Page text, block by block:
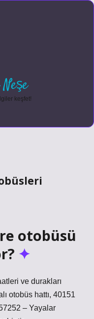
keşfet!
otobüsü
ve durakları
otobüs hattı, 40151
– Yayalar